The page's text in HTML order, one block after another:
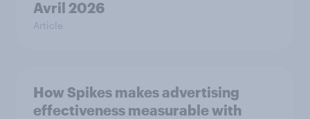
Avril 2026
Article
How Spikes makes advertising
effectiveness measurable with